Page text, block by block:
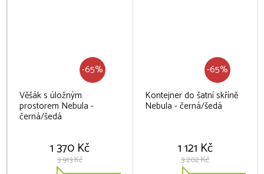
-65%
Věšák s úložným
prostorem Nebula -
černá/šedá
1 370 Kč
3 913 Kč
-65%
Kontejner do šatní skříně
Nebula - černá/šedá
1 121 Kč
3 202 Kč